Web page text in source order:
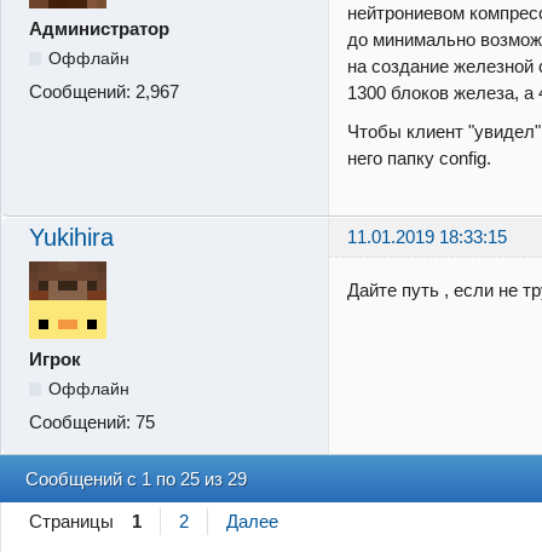
Администратор
Оффлайн
Сообщений: 2,967
нейтрониевом
до минимально
на создание железной
1300 блоков железа, а
Чтобы клиент
него папку config.
Yukihira 11.01.2019 18:33:15
Игрок
Оффлайн
Сообщений: 75
Дайте путь , если не
Сообщений с 1 по 25 из 29
Страницы 1 2
Далее